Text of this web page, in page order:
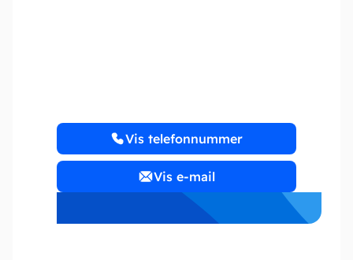
Vis telefonnummer
Vis e-mail